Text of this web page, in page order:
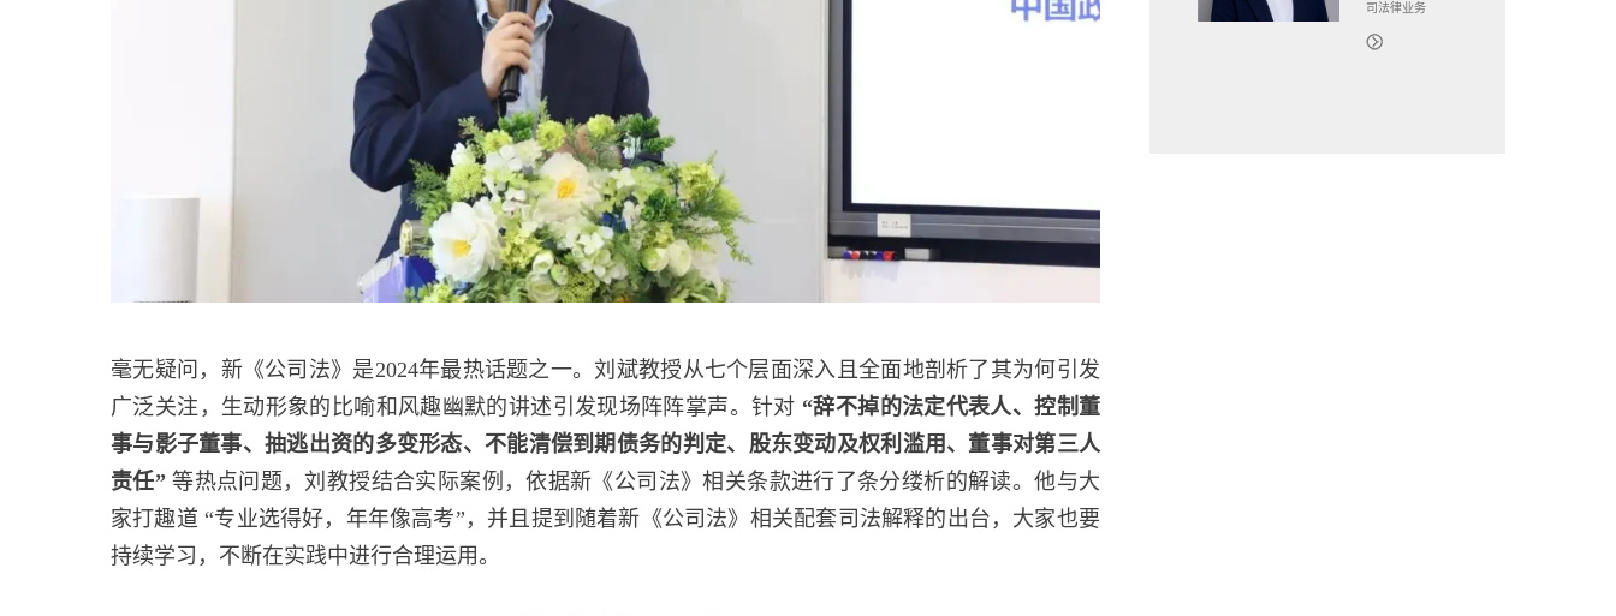
毫无疑问，新《公司法》是2024年最热话题之一。刘斌教授从七个层面深入且全面地剖析了其为何引发
广泛关注，生动形象的比喻和风趣幽默的讲述引发现场阵阵掌声。针对 “辞不掉的法定代表人、控制董
事与影子董事、抽逃出资的多变形态、不能清偿到期债务的判定、股东变动及权利滥用、董事对第三人
责任”等热点问题，刘教授结合实际案例，依据新《公司法》相关条款进行了条分缕析的解读。他与大
家打趣道 “专业选得好，年年像高考”，并且提到随着新《公司法》相关配套司法解释的出台，大家也要
持续学习，不断在实践中进行合理运用。
司法律业务